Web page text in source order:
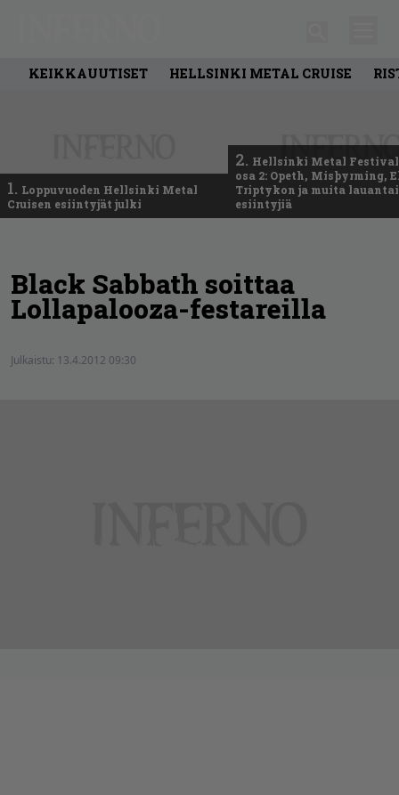
KEIKKAUUTISET HELLSINKI METAL CRUISE
1. Loppuvuoden Hellsinki Metal
Cruisen esiintyjät julki
2. Hellsinki Metal
osa 2: Opeth, Misþyrming,
Triptykon ja muita
esiintyjiä
Black Sabbath soittaa
Lollapalooza-festareilla
Julkaistu: 13.4.2012 09:30